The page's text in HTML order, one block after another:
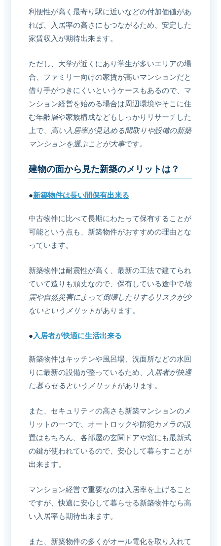
利便性が高く最寄り駅に近いなどの付加価値があ
れば、入居率の高さにもつながるため、安定した
家賃収入が期待出来ます。
ただし、大学が近くにあり学生が多いエリアの場
合、ファミリー向けの家賃が高いマンションだと
借り手がつきにくいというケースもあるので、マ
ンション経営を始める場合は周辺環境やそこに住
む年齢層や家族構成などもしっかりリサーチした
上で、 高い入居率が見込める間取りや設備の新築
マンションを選ぶことが大事です。
建物の面から見た新築のメリットは？
●新築物件は長い間保有出来る
中古物件に比べて長期にわたって保有することが
可能という点も、新築物件がおすすめの理由とな
っています。
新築物件は耐震性が高く、最新の工法で建てられ
ていて造りも頑丈なので、保有している途中で地
震や自然災害によって倒壊したりするリスクが少
ないというメリット があります。
● 入居者が快適に生活出来る
新築物件はキッチンや風呂場、洗面所などの水回
りに最新の設備が整っているため、
入居者が快適
に暮らせるというメリット があります。
また、セキュリティの高さも新築マンションのメ
リットの一つで、オートロックや防犯カメラの設
置はもちろん、各部屋の玄関ドアや窓にも最新式
の鍵が使われているので、安心して暮らすことが
出来ます。
マンション経営で重要なのは入居率を上げること
ですが、快適に安心して暮らせる新築物件なら高
い入居率も期待出来ます。
また、新築物件の多くがオール電化を取り入れて